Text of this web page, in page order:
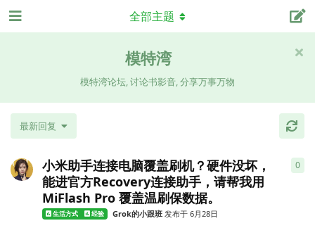
模特湾
模特湾论坛, 讨论书影音, 分享万事万物
全部主题
最新回复
小米助手连接电脑覆盖刷机？硬件没坏，
能进官方Recovery连接助手，请帮我用
MiFlash Pro 覆盖温刷保数据。
生活方式 经验 Grok的小跟班发布于 6月28日
0